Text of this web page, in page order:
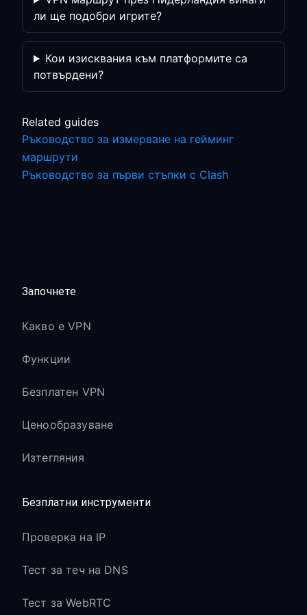
ли ще подобри игрите?
Кои изисквания към платформите са
потвърдени?
Related guides
Ръководство за измерване на гейминг
маршрути
Ръководство за първи стъпки с Clash
Започнете
Какво е VPN
Функции
Безплатен VPN
Ценообразуване
Изтегляния
Безплатни инструменти
Проверка на IP
Тест за теч на DNS
Тест за WebRTC